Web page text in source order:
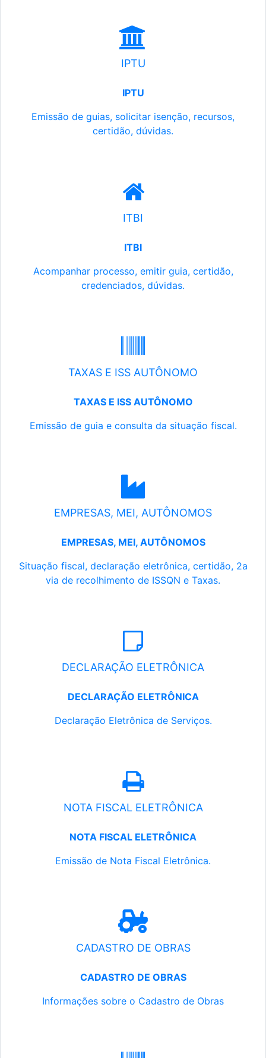
IPTU
IPTU
Emissão de guias, solicitar isenção, recursos,
certidão, dúvidas.
ITBI
ITBI
Acompanhar processo, emitir guia, certidão,
credenciados, dúvidas.
TAXAS E ISS AUTÔNOMO
TAXAS E ISS AUTÔNOMO
Emissão de guia e consulta da situação fiscal.
EMPRESAS, MEI, AUTÔNOMOS
EMPRESAS, MEI, AUTÔNOMOS
Situação fiscal, declaração eletrônica, certidão, 2a
via de recolhimento de ISSQN e Taxas.
DECLARAÇÃO ELETRÔNICA
DECLARAÇÃO ELETRÔNICA
Declaração Eletrônica de Serviços.
NOTA FISCAL ELETRÔNICA
NOTA FISCAL ELETRÔNICA
Emissão de Nota Fiscal Eletrônica.
CADASTRO DE OBRAS
CADASTRO DE OBRAS
Informações sobre o Cadastro de Obras